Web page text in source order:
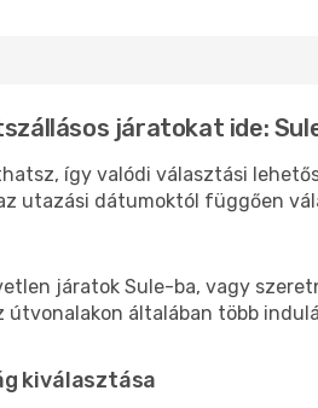
járatokat ide:
így valódi választási
utazási dátumoktól függően
járatok Sule-ba, vagy
útvonalakon általában több
kiválasztása